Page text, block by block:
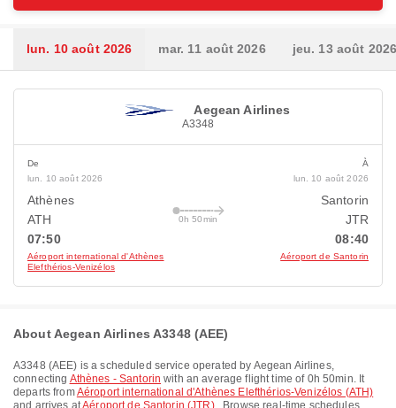
lun. 10 août 2026 mar. 11 août 2026 jeu. 13 août
Aegean Airlines
A3348
De
lun. 10 août 2026
Athènes
ATH
07:50
Aéroport international d'Athènes
Elefthérios-Venizélos
0h 50min
À
lun. 10 août 2026
Santorin
JTR
08:40
Aéroport de Santorin
About Aegean Airlines A3348 (AEE)
A3348 (AEE) is a scheduled service operated by Aegean Airlines,
connecting Athènes - Santorin with an average flight time of 0h 50min. It
departs fromAéroport international d'Athènes Elefthérios-Venizélos (ATH)
and arrives atAéroport de Santorin (JTR) . Browse real-time schedules,